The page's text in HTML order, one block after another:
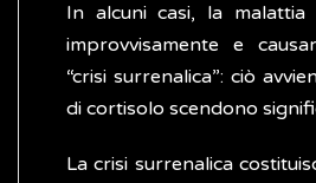
In alcuni casi, la malattia
improvvisamente e
“crisi surrenalica”: ciò
di cortisolo scendono
La crisi surrenalica